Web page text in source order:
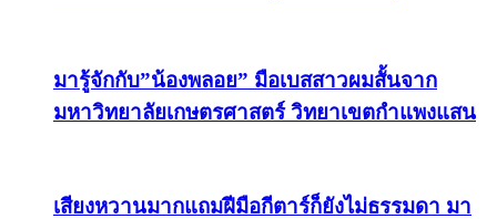
มารู้จักกับ”น้องพลอย” มือเบสสาวผมสั้นจาก
มหาวิทยาลัยเกษตรศาสตร์ วิทยาเขตกำแพงแสน
เสียงหวานมากแถมฝีมือกีตาร์ก็ยังไม่ธรรมดา มา